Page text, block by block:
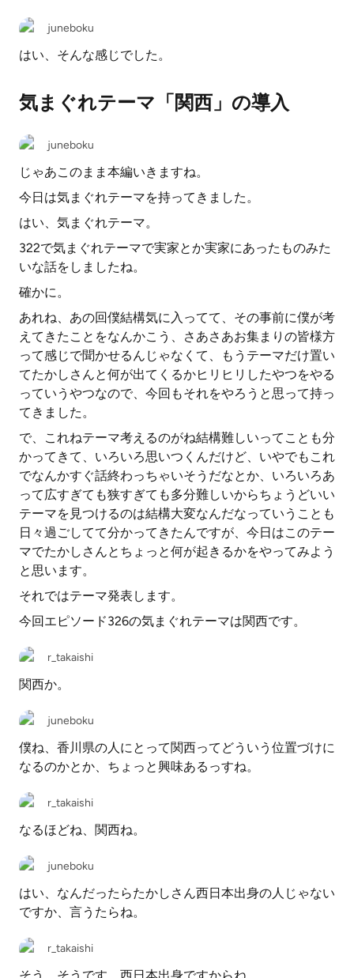
juneboku
はい、そんな感じでした。
気まぐれテーマ「関西」の導入
juneboku
じゃあこのまま本編いきますね。
今日は気まぐれテーマを持ってきました。
はい、気まぐれテーマ。
322で気まぐれテーマで実家とか実家にあったものみた
いな話をしましたね。
確かに。
あれね、あの回僕結構気に入ってて、その事前に僕が考
えてきたことをなんかこう、さあさあお集まりの皆様方
って感じで聞かせるんじゃなくて、もうテーマだけ置い
てたかしさんと何が出てくるかヒリヒリしたやつをやる
っていうやつなので、今回もそれをやろうと思って持っ
てきました。
で、これねテーマ考えるのがね結構難しいってことも分
かってきて、いろいろ思いつくんだけど、いやでもこれ
でなんかすぐ話終わっちゃいそうだなとか、いろいろあ
って広すぎても狭すぎても多分難しいからちょうどいい
テーマを見つけるのは結構大変なんだなっていうことも
日々過ごしてて分かってきたんですが、今日はこのテー
マでたかしさんとちょっと何が起きるかをやってみよう
と思います。
それではテーマ発表します。
今回エピソード326の気まぐれテーマは関西です。
r_takaishi
関西か。
juneboku
僕ね、香川県の人にとって関西ってどういう位置づけに
なるのかとか、ちょっと興味あるっすね。
r_takaishi
なるほどね、関西ね。
juneboku
はい、なんだったらたかしさん西日本出身の人じゃない
ですか、言うたらね。
r_takaishi